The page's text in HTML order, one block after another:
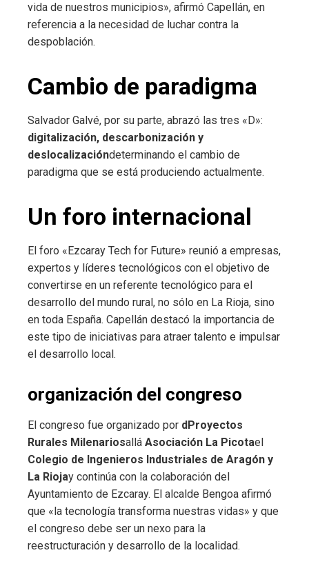
vida de nuestros municipios», afirmó Capellán, en
referencia a la necesidad de luchar contra la
despoblación.
Cambio de paradigma
Salvador Galvé, por su parte, abrazó las tres «D»:
digitalización, descarbonización y
deslocalizacióndeterminando el cambio de
paradigma que se está produciendo actualmente.
Un foro internacional
El foro «Ezcaray Tech for Future» reunió a empresas,
expertos y líderes tecnológicos con el objetivo de
convertirse en un referente tecnológico para el
desarrollo del mundo rural, no sólo en La Rioja, sino
en toda España. Capellán destacó la importancia de
este tipo de iniciativas para atraer talento e impulsar
el desarrollo local.
organización del congreso
El congreso fue organizado por dProyectos
Rurales Milenariosallá Asociación La Picotael
Colegio de Ingenieros Industriales de Aragón y
La Riojay continúa con la colaboración del
Ayuntamiento de Ezcaray. El alcalde Bengoa afirmó
que «la tecnología transforma nuestras vidas» y que
el congreso debe ser un nexo para la
reestructuración y desarrollo de la localidad.